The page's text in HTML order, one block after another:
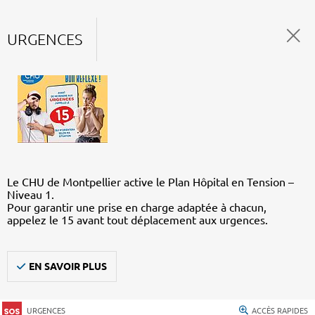
URGENCES
Le CHU de Montpellier active le Plan Hôpital en Tension –
Niveau 1.
Pour garantir une prise en charge adaptée à chacun,
appelez le 15 avant tout déplacement aux urgences.
EN SAVOIR PLUS
URGENCES ACCÈS RAPIDES